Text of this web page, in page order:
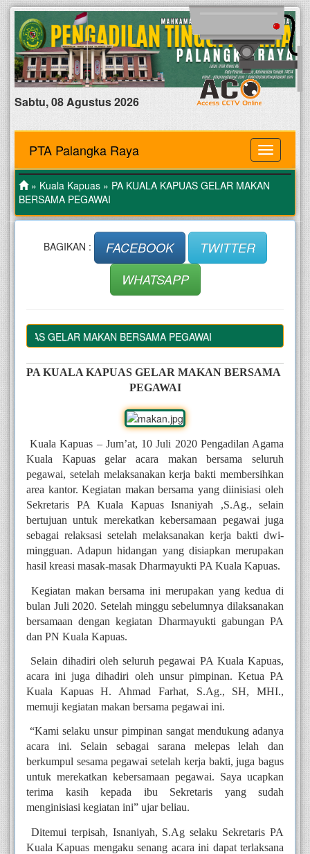
Sabtu, 08 Agustus 2026
MENU
PTA Palangka Raya
» Kuala Kapuas » PA KUALA KAPUAS GELAR MAKAN
BERSAMA PEGAWAI
BAGIKAN : FACEBOOK
TWITTER
WHATSAPP
GELAR MAKAN BERSAMA PEGAWAI
PA KUALA KAPUAS GELAR MAKAN BERSAMA
PEGAWAI
Kuala Kapuas – Jum’at, 10 Juli 2020 Pengadilan Agama
Kuala Kapuas gelar acara makan bersama seluruh
pegawai, setelah melaksanakan kerja bakti membersihkan
area kantor. Kegiatan makan bersama yang diinisiasi oleh
Sekretaris PA Kuala Kapuas Isnaniyah ,S.Ag., selain
bertujuan untuk merekatkan kebersamaan pegawai juga
sebagai relaksasi setelah melaksanakan kerja bakti dwi-
mingguan. Adapun hidangan yang disiapkan merupakan
hasil kreasi masak-masak Dharmayukti PA Kuala Kapuas.
Kegiatan makan bersama ini merupakan yang kedua di
bulan Juli 2020. Setelah minggu sebelumnya dilaksanakan
bersamaan dengan kegiatan Dharmayukti gabungan PA
dan PN Kuala Kapuas.
Selain dihadiri oleh seluruh pegawai PA Kuala Kapuas,
acara ini juga dihadiri oleh unsur pimpinan. Ketua PA
Kuala Kapuas H. Ahmad Farhat, S.Ag., SH, MHI.,
memuji kegiatan makan bersama pegawai ini.
“Kami selaku unsur pimpinan sangat mendukung adanya
acara ini. Selain sebagai sarana melepas lelah dan
berkumpul sesama pegawai setelah kerja bakti, juga bagus
untuk merekatkan kebersamaan pegawai. Saya ucapkan
terima kasih kepada ibu Sekretaris yang sudah
menginisiasi kegiatan ini” ujar beliau.
Ditemui terpisah, Isnaniyah, S.Ag selaku Sekretaris PA
Kuala Kapuas mengaku senang acara ini dapat terlaksana